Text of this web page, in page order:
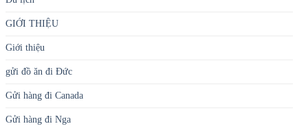
GIỚI THIỆU
Giới thiệu
gửi đồ ăn đi Đức
Gửi hàng đi Canada
Gửi hàng đi Nga